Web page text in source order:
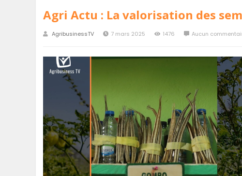
Agri Actu : La valorisation des
AgribusinessTV 7 mars 2025 1476 Aucun